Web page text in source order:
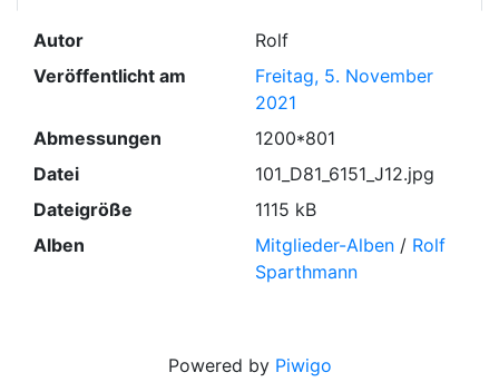
Autor
Rolf
Veröffentlicht am
Freitag, 5. November
2021
Abmessungen
1200*801
Datei
101_D81_6151_J12.jpg
Dateigröße
1115 kB
Alben
Mitglieder-Alben/ Rolf
Sparthmann
Powered by Piwigo